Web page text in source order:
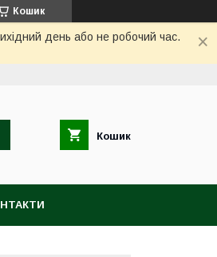
Кошик
день або не робочий час.
Кошик